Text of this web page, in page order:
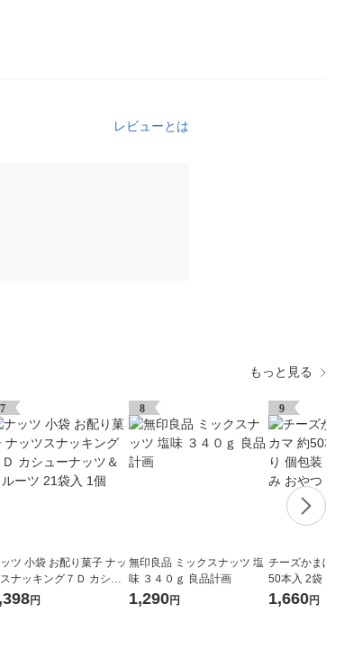
レビューとは
もっと見る
7
ツ 小袋 お配り菓子 ナッ
ナッキング７Ｄ カシュ
ッツ＆フルーツ 21袋入
円
8
無印良品 ミックスナッツ 塩
味 ３４０ｇ 良品計画
1,290円
9
チーズかまぼ
50本入 2袋 な
容量 おつまみ
1,660円